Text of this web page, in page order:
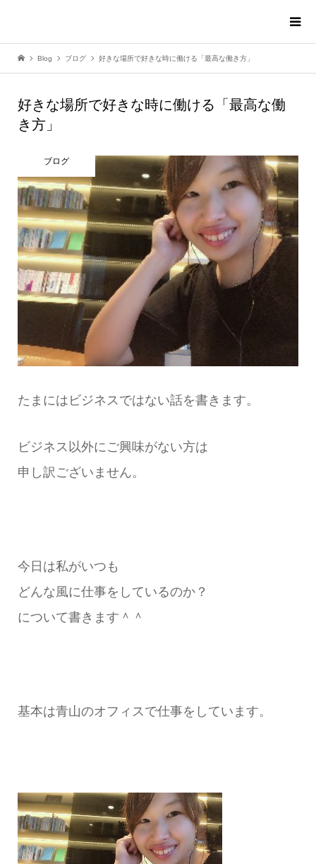
Blog ブログ 好きな場所で好きな時に働ける「最高な働き方」
好きな場所で好きな時に働ける「最高な働
き方」
ブログ
たまにはビジネスではない話を書きます。
ビジネス以外にご興味がない方は
申し訳ございません。
今日は私がいつも
どんな風に仕事をしているのか？
について書きます＾＾
基本は青山のオフィスで仕事をしています。